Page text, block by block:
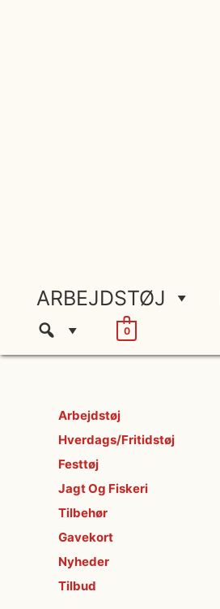
ARBEJDSTØJ
0
Arbejdstøj
Hverdags/Fritidstøj
Festtøj
Jagt Og Fiskeri
Tilbehør
Gavekort
Nyheder
Tilbud